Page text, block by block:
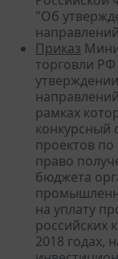
"Об
Приказ
торговли
рамках
конкурсный
проектов
право
бюджета
на уплату
российских
2018 годах,